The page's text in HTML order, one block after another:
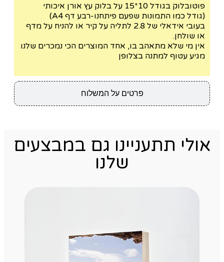
פרטים על המשלוח
פוטובלוק בגודל 10*15 על בלוק עץ אורן איכותי
(גודל כמו התמונות שפעם פיתחנו-רבע דף A4)
בעובי אידאלי של 2.8 לתליה על קיר או להניח על מדף
או שולחן.
אין מי שלא מתאהב בו, אחד המוצרים הכי נמכרים שלנו
מגיע עטוף למתנה בצלופן
אולי תתעניינו גם במבצעים
שלנו